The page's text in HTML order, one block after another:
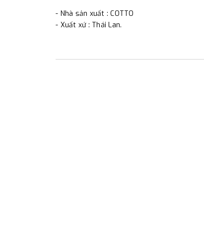
- Nhà sản xuất : COTTO
- Xuất xứ : Thái Lan.